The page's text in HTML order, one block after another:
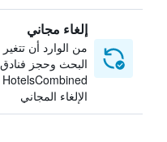
إلغاء مجاني
من الوارد أن
البحث وحجز
الإلغاء المجاني